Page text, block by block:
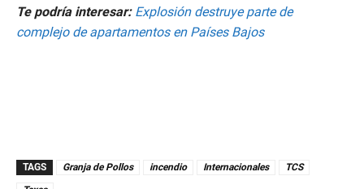
Te podría interesar: Explosión destruye parte de
complejo de apartamentos en Países Bajos
TAGS Granja de Pollos incendio Internacionales
TCS